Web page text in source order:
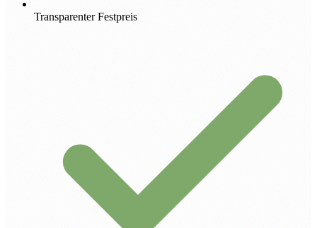
Transparenter Festpreis